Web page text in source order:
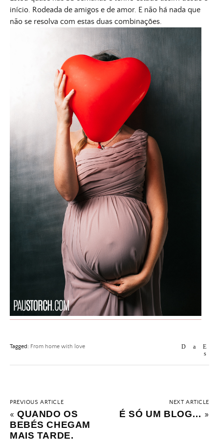
início. Rodeada de amigos e de amor. E não há nada que
não se resolva com estas duas combinações.
Tagged: From home with love
PREVIOUS ARTICLE
«QUANDO OS
BEBÉS CHEGAM
MAIS TARDE.
NEXT ARTICLE
É SÓ UM BLOG… »